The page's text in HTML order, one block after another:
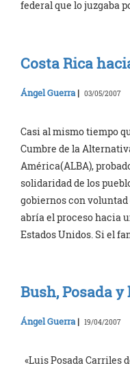
federal que lo juzgaba
Costa Rica
Ángel Guerra | 03/05/2007
Casi al mismo tiempo
Cumbre de la
América(ALBA),
solidaridad de los
gobiernos con voluntad
abría el proceso hacia
Estados Unidos. Si el
Bush, Posada
Ángel Guerra | 19/04/2007
«Luis Posada Carriles